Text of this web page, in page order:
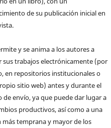
de su publicación inicial en
y se anima a los autores a
sus trabajos electrónicamente (por
en repositorios institucionales o
sitio web) antes y durante el
de envío, ya que puede dar lugar a
productivos, así como a una
más temprana y mayor de los